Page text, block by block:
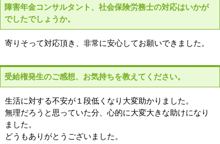
障害年金コンサルタント、社会保険労務士の対応はいかが
でしたでしょうか。
寄りそって対応頂き、非常に安心してお願いできました。
受給権発生のご感想、お気持ちを教えてください。
生活に対する不安が１段低くなり大変助かりました。
無理だろうと思っていた分、心的に大変大きな助けになり
ました。
どうもありがとうございました。